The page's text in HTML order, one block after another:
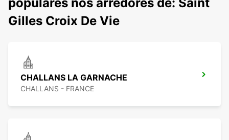
populares nos arredores de: Saint
Gilles Croix De Vie
CHALLANS LA GARNACHE
CHALLANS - FRANCE